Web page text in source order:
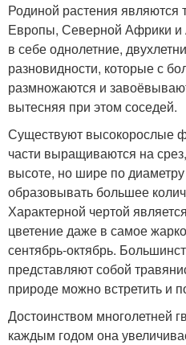
Родиной растения являются
Европы, Северной Африки и
в себе однолетние,
разновидности, которые с
размножаются и
вытесняя при этом соседей.
Существуют высокорослые
части выращиваются на
высоте, но шире по диаметру
образовывать большее
Характерной чертой
цветение даже в самое
сентябрь-октябрь.
представляют собой
природе можно встретить и
Достоинством многолетней
каждым годом она